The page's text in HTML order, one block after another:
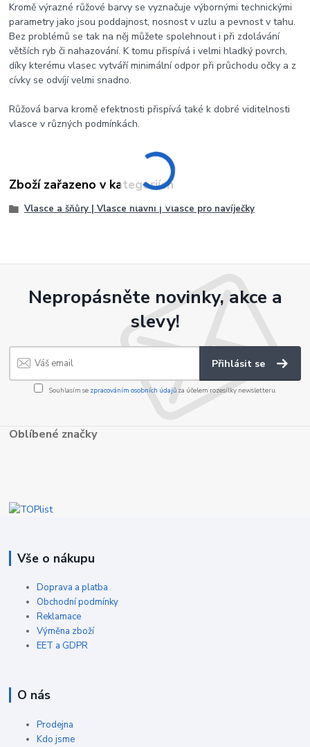
Kromě výrazné růžové barvy se vyznačuje výbornými technickými
parametry jako jsou poddajnost, nosnost v uzlu a pevnost v tahu.
Bez problémů se tak na něj můžete spolehnout i při zdolávání
větších ryb či nahazování. K tomu přispívá i velmi hladký povrch,
díky kterému vlasec vytváří minimální odpor při průchodu očky a z
cívky se odvíjí velmi snadno.
Růžová barva kromě efektnosti přispívá také k dobré viditelnosti
vlasce v různých podmínkách.
Zboží zařazeno v kategoriích
Vlasce a šňůry | Vlasce hlavní | Vlasce pro navíječky
Nepropásněte novinky, akce a
slevy!
Přihlásit se
Souhlasím se zpracováním osobních údajůza účelem rozesílky newsletteru.
Oblíbené značky
Vše o nákupu
Doprava a platba
Obchodní podmínky
Reklamace
Výměna zboží
EET a GDPR
O nás
Prodejna
Kdo jsme